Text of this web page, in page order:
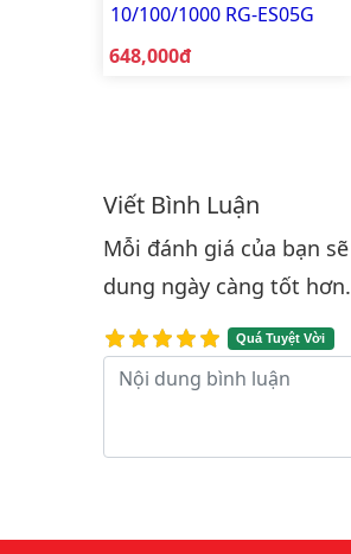
10/100/1000 RG-ES05G
Giá bán:
648,000đ
Bình luận &
Viết Bình Luận
Mỗi đánh giá của bạn
dung ngày càng tốt
Quá Tuyệt Vời
Nội dung bình luận